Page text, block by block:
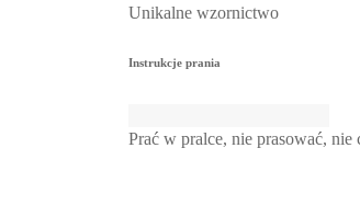
Unikalne wzornictwo
Instrukcje prania
Prać w pralce, nie prasować, nie